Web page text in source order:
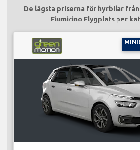
De lägsta priserna för hyrbilar
Fiumicino Flygplats per